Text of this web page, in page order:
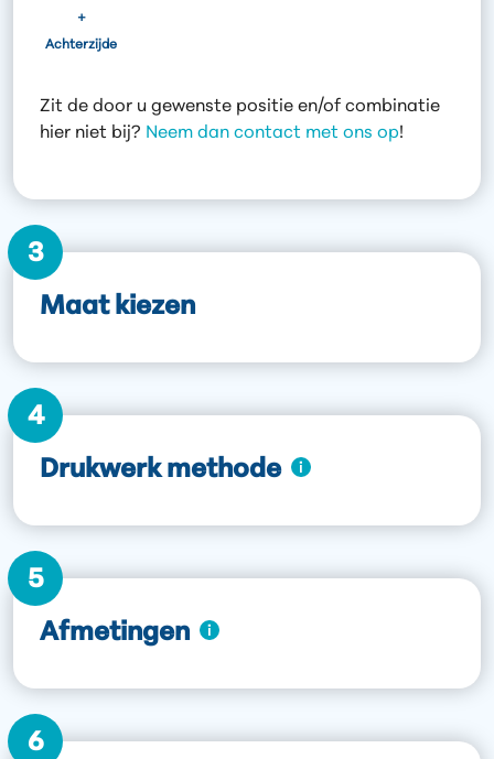
+
Achterzijde
Zit de door u gewenste positie en/of combinatie
hier niet bij? Neem dan contact met ons op!
3
Maat kiezen
4
Drukwerk methode
5
Afmetingen
6